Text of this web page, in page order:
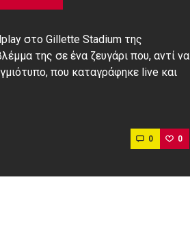
στο Gillette Stadium της
της σε ένα ζευγάρι που, αντί να
που καταγράφηκε live και
0 0